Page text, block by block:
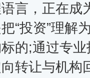
言，正在成
资”理解为
的;通过专
向转让与机